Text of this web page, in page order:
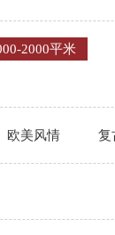
2000平米
欧美风情 复